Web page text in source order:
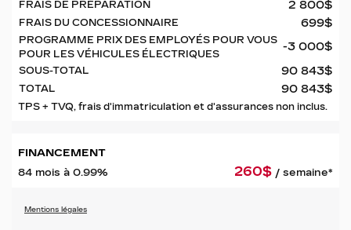
FRAIS DE PRÉPARATION 2 800$
FRAIS DU CONCESSIONNAIRE 699$
PROGRAMME PRIX DES EMPLOYÉS POUR VOUS
POUR LES VÉHICULES ÉLECTRIQUES
-3 000$
SOUS-TOTAL 90 843$
TOTAL 90 843$
TPS + TVQ, frais d'immatriculation et d'assurances non inclus.
FINANCEMENT
84 mois à 0.99%
260$ / semaine*
Mentions légales